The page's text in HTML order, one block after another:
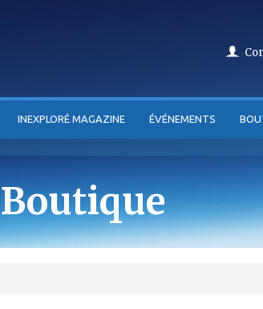
INEXPLORÉ MAGAZINE ÉVÉNEMENTS
Boutique